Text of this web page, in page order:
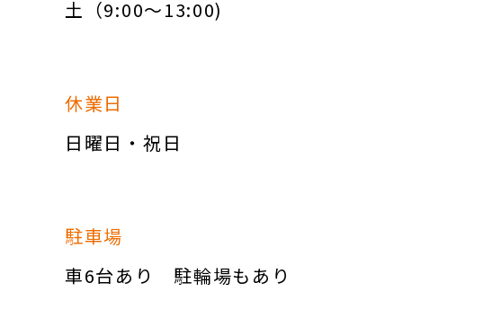
土（9:00～13:00)
休業日
日曜日・祝日
駐車場
車6台あり 駐輪場もあり